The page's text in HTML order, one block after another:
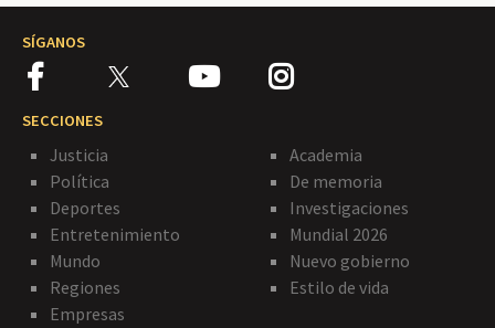
SÍGANOS
SECCIONES
Justicia
Política
Deportes
Entretenimiento
Mundo
Regiones
Empresas
Academia
De memoria
Investigaciones
Mundial 2026
Nuevo gobierno
Estilo de vida